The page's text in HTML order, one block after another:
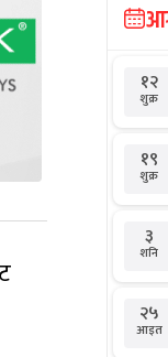
१२
शुक्र
१९
शुक्र
३
शनि
२५
आइत